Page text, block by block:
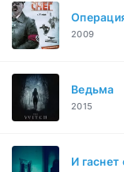
2009
Ведьма
2015
И гаснет